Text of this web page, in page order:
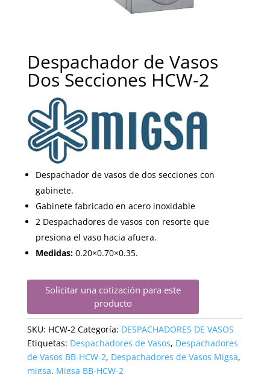
Despachador de Vasos
Dos Secciones HCW-2
Despachador de vasos de dos secciones con
gabinete.
Gabinete fabricado en acero inoxidable
2 Despachadores de vasos con resorte que
presiona el vaso hacia afuera.
Medidas:0.20×0.70×0.35.
Solicitar una cotización para este
producto
SKU: HCW-2 Categoría: DESPACHADORES DE VASOS
Etiquetas: Despachadores de Vasos, Despachadores
de Vasos BB-HCW-2, Despachadores de Vasos Migsa,
migsa, Migsa BB-HCW-2